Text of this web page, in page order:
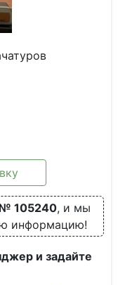
105240, и мы
информацию!
и задайте